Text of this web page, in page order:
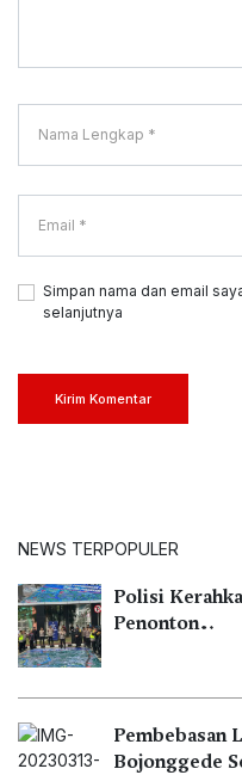
Simpan nama dan email
selanjutnya
Kirim Komentar
NEWS TERPOPULER
Polisi
Penonton…
Pembebasan
Bojonggede